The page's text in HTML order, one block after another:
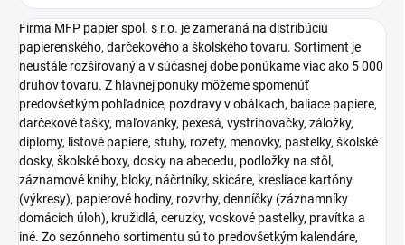
Firma MFP papier spol. s r.o. je zameraná na distribúciu
papierenského, darčekového a školského tovaru. Sortiment je
neustále rozširovaný a v súčasnej dobe ponúkame viac ako 5 000
druhov tovaru. Z hlavnej ponuky môžeme spomenúť
predovšetkým pohľadnice, pozdravy v obálkach, baliace papiere,
darčekové tašky, maľovanky, pexesá, vystrihovačky, záložky,
diplomy, listové papiere, stuhy, rozety, menovky, pastelky, školské
dosky, školské boxy, dosky na abecedu, podložky na stôl,
záznamové knihy, bloky, náčrtníky, skicáre, kresliace kartóny
(výkresy), papierové hodiny, rozvrhy, denníčky (záznamníky
domácich úloh), kružidlá, ceruzky, voskové pastelky, pravítka a
iné. Zo sezónneho sortimentu sú to predovšetkým kalendáre,